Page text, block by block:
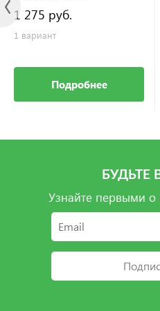
1 275 руб.
1 вариант
Подробнее
БУДЬТЕ
Узнайте первыми о